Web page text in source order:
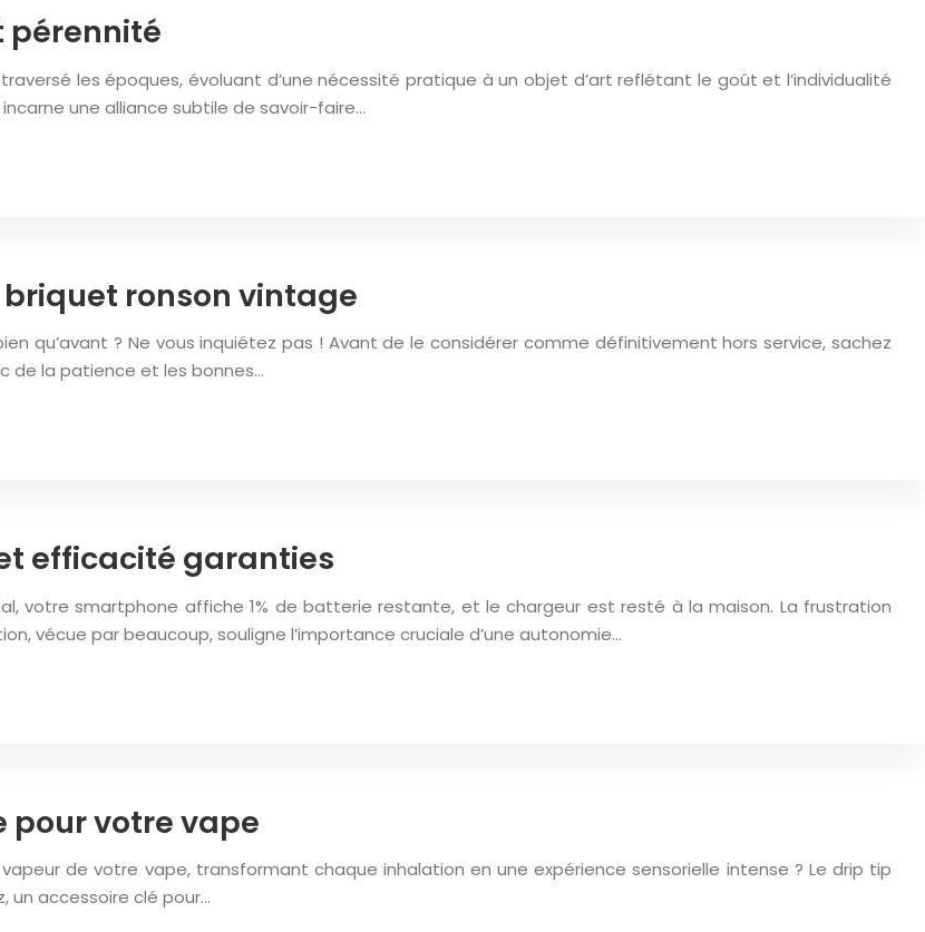
pérennité
les époques, évoluant d’une nécessité pratique à un objet d’art reflétant le goût et l’individualité
une alliance subtile de savoir-faire…
ronson vintage
qu’avant ? Ne vous inquiétez pas ! Avant de le considérer comme définitivement hors service, sachez
de la patience et les bonnes…
efficacité garanties
votre smartphone affiche 1% de batterie restante, et le chargeur est resté à la maison. La frustration
vécue par beaucoup, souligne l’importance cruciale d’une autonomie…
pour votre vape
de votre vape, transformant chaque inhalation en une expérience sensorielle intense ? Le drip tip
un accessoire clé pour…